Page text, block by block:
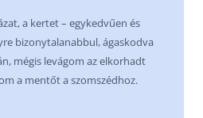
a kertet – egykedvűen és
bizonytalanabbul, ágaskodva
mégis levágom az elkorhadt
a mentőt a szomszédhoz.